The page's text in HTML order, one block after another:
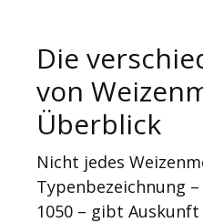
Die
von
Überblick
Nicht jedes
Typenbezeichnung
1050 – gibt